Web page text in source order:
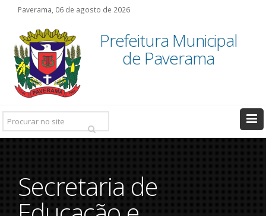
Paverama, 06 de agosto de 2026
Prefeitura Municipal
de Paverama
Pesquisar:
Secretaria de